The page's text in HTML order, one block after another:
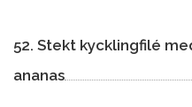
52. Stekt kycklingfilé
ananas